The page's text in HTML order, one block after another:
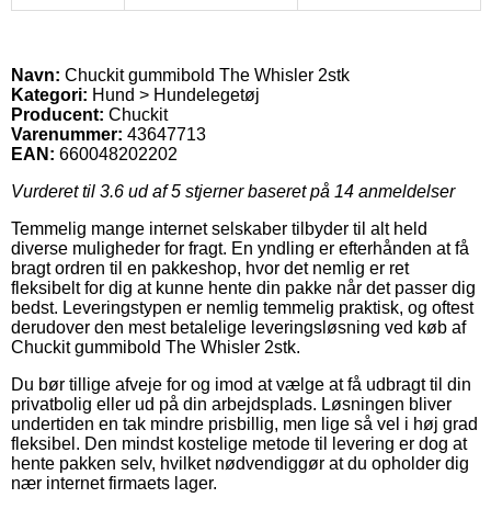
Navn: Chuckit gummibold The Whisler 2stk
Kategori: Hund > Hundelegetøj
Producent: Chuckit
Varenummer: 43647713
EAN: 660048202202
Vurderet til 3.6 ud af 5 stjerner baseret på 14 anmeldelser
Temmelig mange internet selskaber tilbyder til alt held
diverse muligheder for fragt. En yndling er efterhånden at få
bragt ordren til en pakkeshop, hvor det nemlig er ret
fleksibelt for dig at kunne hente din pakke når det passer dig
bedst. Leveringstypen er nemlig temmelig praktisk, og oftest
derudover den mest betalelige leveringsløsning ved køb af
Chuckit gummibold The Whisler 2stk.
Du bør tillige afveje for og imod at vælge at få udbragt til din
privatbolig eller ud på din arbejdsplads. Løsningen bliver
undertiden en tak mindre prisbillig, men lige så vel i høj grad
fleksibel. Den mindst kostelige metode til levering er dog at
hente pakken selv, hvilket nødvendiggør at du opholder dig
nær internet firmaets lager.